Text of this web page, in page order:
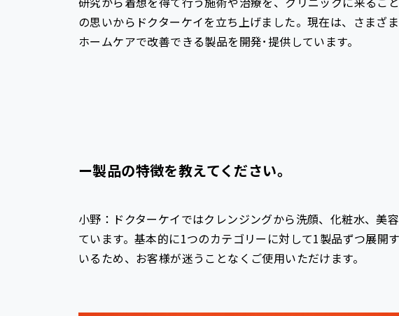
の思いからドクターケイを立ち上げました。現在は、さまざ
ホームケアで改善できる製品を開発･提供しています。
ー製品の特徴を教えてください。
小野：ドクターケイではクレンジングから洗顔、化粧水、美
ています。基本的に1つのカテゴリーに対して1製品ずつ展開
いるため、お客様が迷うことなくご使用いただけます。